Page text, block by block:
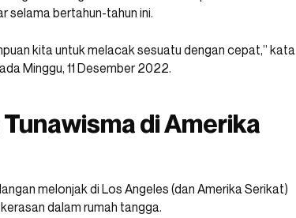
selama bertahun-tahun ini.
kita untuk melacak sesuatu dengan cepat,” kata
Minggu, 11 Desember 2022.
di Amerika
melonjak di Los Angeles (dan Amerika Serikat)
dalam rumah tangga.